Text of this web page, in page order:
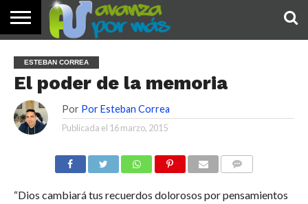
PALABRA
DE HOY
DEVOCIONALES
NOTICIAS
TESTIMONIOS
ORACIONES
SOBRE
NOSOTROS
IMÁGENES
ESTEBAN CORREA
El poder de la memoria
Por Por Esteban Correa
Publicada el 16 marzo, 2015
“Dios cambiará tus recuerdos dolorosos por pensamientos